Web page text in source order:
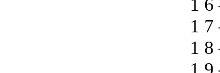
1 6
1 7
1 8